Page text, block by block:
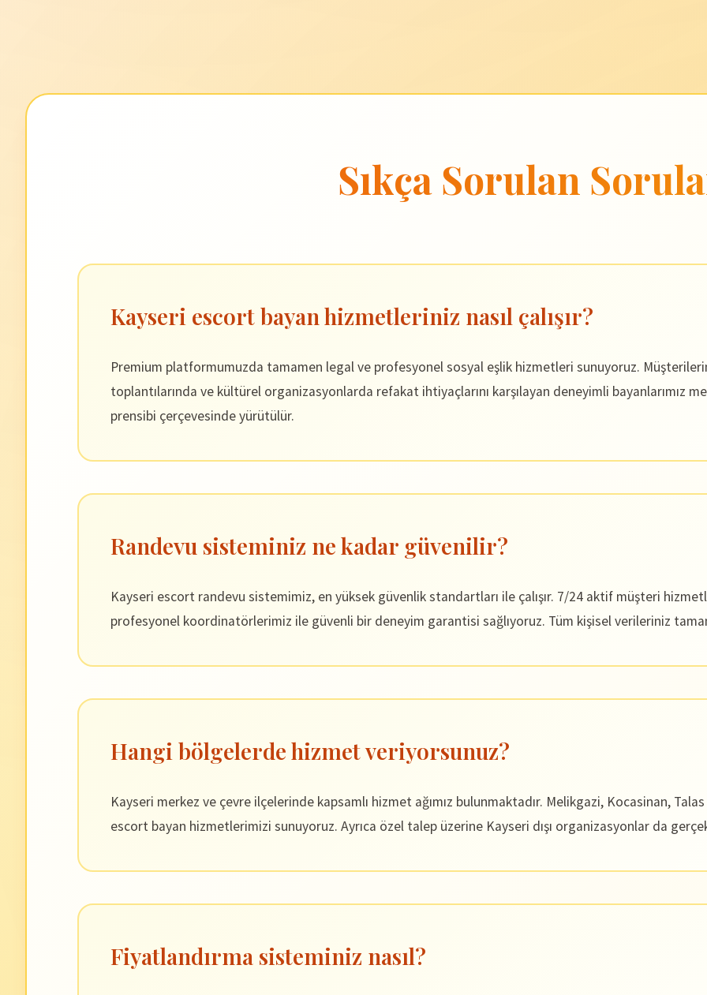
Sıkça Sorulan
Kayseri escort bayan hizmetleriniz nasıl çalışır?
Premium platformumuzda tamamen legal ve profesyonel sosyal eşlik hizmetleri sunuyoruz.
toplantılarında ve kültürel organizasyonlarda refakat ihtiyaçlarını karşılayan deneyimli bayanlarımız
prensibi çerçevesinde yürütülür.
Randevu sisteminiz ne kadar güvenilir?
Kayseri escort randevu sistemimiz, en yüksek güvenlik standartları ile çalışır. 7/24 aktif müşteri
profesyonel koordinatörlerimiz ile güvenli bir deneyim garantisi sağlıyoruz. Tüm kişisel verileriniz
Hangi bölgelerde hizmet veriyorsunuz?
Kayseri merkez ve çevre ilçelerinde kapsamlı hizmet ağımız bulunmaktadır. Melikgazi, Kocasinan,
escort bayan hizmetlerimizi sunuyoruz. Ayrıca özel talep üzerine Kayseri dışı organizasyonlar da
Fiyatlandırma sisteminiz nasıl?